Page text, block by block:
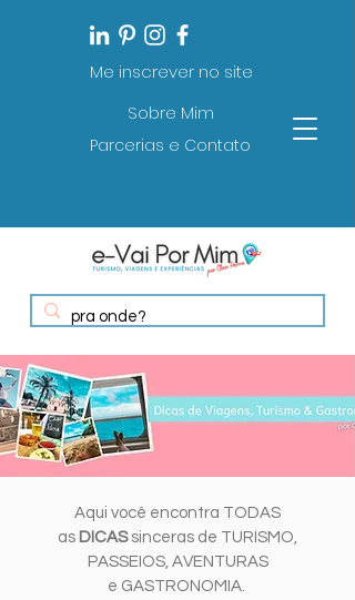
Me inscrever no site
Sobre Mim
Parcerias e Contato
Aqui você encontra TODAS
as DICASsinceras de TURISMO,
PASSEIOS, AVENTURAS
e GASTRONOMIA.